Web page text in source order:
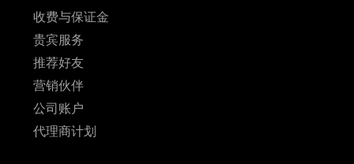
收费与保证金
贵宾服务
推荐好友
营销伙伴
公司账户
代理商计划